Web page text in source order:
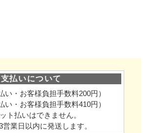
払いについて
い・お客様負担手数料200円）
い・お客様負担手数料410円）
ト払いはできません。
営業日以内に発送します。